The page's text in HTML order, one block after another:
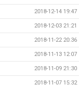
2018-12-14 19:47
2018-12-03 21:21
2018-11-22 20:36
2018-11-13 12:07
2018-11-09 21:30
2018-11-07 15:32